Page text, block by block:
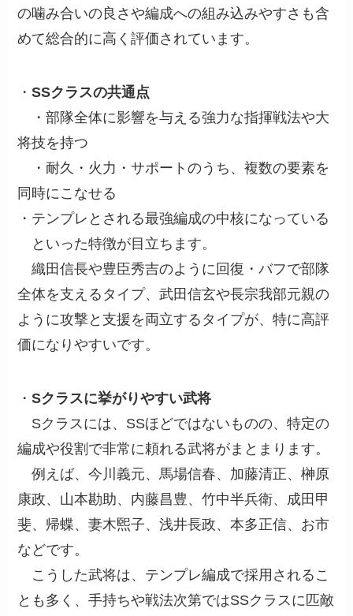
の噛み合いの良さや編成への組み込みやすさも含
めて総合的に高く評価されています。
・SSクラスの共通点
・部隊全体に影響を与える強力な指揮戦法や大
将技を持つ
・耐久・火力・サポートのうち、複数の要素を
同時にこなせる
・テンプレとされる最強編成の中核になっている
といった特徴が目立ちます。
織田信長や豊臣秀吉のように回復・バフで部隊
全体を支えるタイプ、武田信玄や長宗我部元親の
ように攻撃と支援を両立するタイプが、特に高評
価になりやすいです。
・Sクラスに挙がりやすい武将
Sクラスには、SSほどではないものの、特定の
編成や役割で非常に頼れる武将がまとまります。
例えば、今川義元、馬場信春、加藤清正、榊原
康政、山本勘助、内藤昌豊、竹中半兵衛、成田甲
斐、帰蝶、妻木煕子、浅井長政、本多正信、お市
などです。
こうした武将は、テンプレ編成で採用されるこ
とも多く、手持ちや戦法次第ではSSクラスに匹敵